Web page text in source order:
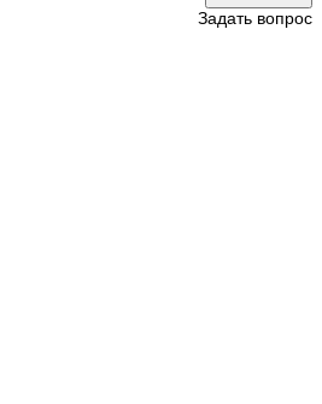
Задать вопрос